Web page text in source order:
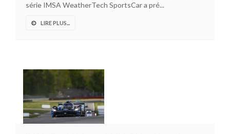
série IMSA WeatherTech SportsCar a pré...
LIRE PLUS...